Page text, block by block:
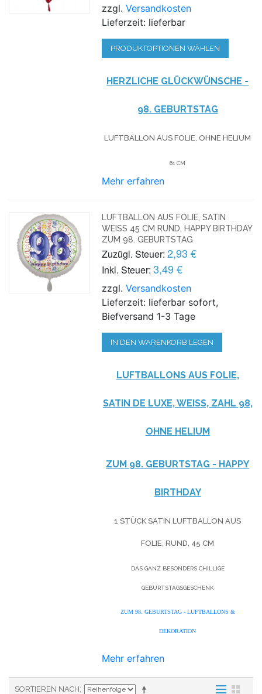
zzgl.Versandkosten
Lieferzeit: lieferbar
PRODUKTOPTIONEN WÄHLEN
HERZLICHE GLÜCKWÜNSCHE -
98. GEBURTSTAG
LUFTBALLON AUS FOLIE, OHNE HELIUM
61 CM
Mehr erfahren
LUFTBALLON AUS FOLIE, SATIN
WEISS 45 CM RUND, HAPPY BIRTHDAY Z
UM 98. GEBURTSTAG
Zuzügl. Steuer: 2,93 €
Inkl. Steuer: 3,49 €
zzgl.Versandkosten
Lieferzeit: lieferbar sofort,
Biefversand 1-3 Tage
IN DEN WARENKORB LEGEN
LUFTBALLONS AUS FOLIE,
SATIN DE LUXE, WEISS, ZAHL 98, O
HNE HELIUM
ZUM 98. GEBURTSTAG - HAPPY
BIRTHDAY
1 STÜCK SATIN LUFTBALLON AUS
FOLIE, RUND, 45 CM
DAS GANZ BESONDERS CHILLIGE
GEBURTSTAGSGESCHENK
ZUM 98. GEBURTSTAG - LUFTBALLONS &
DEKORATION
Mehr erfahren
SORTIEREN NACH